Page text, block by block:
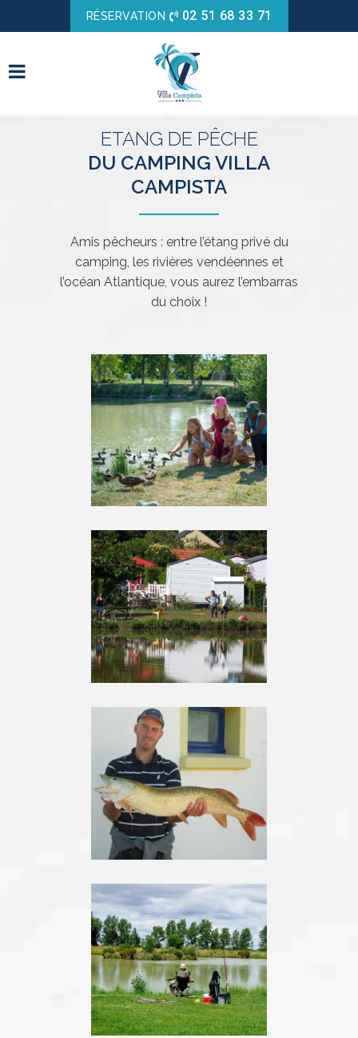
RÉSERVATION 02 51 68 33 71
ETANG DE PÊCHE
DU CAMPING VILLA
CAMPISTA
Amis pêcheurs : entre l’étang privé du
camping, les rivières vendéennes et
l’océan Atlantique, vous aurez l’embarras
du choix !